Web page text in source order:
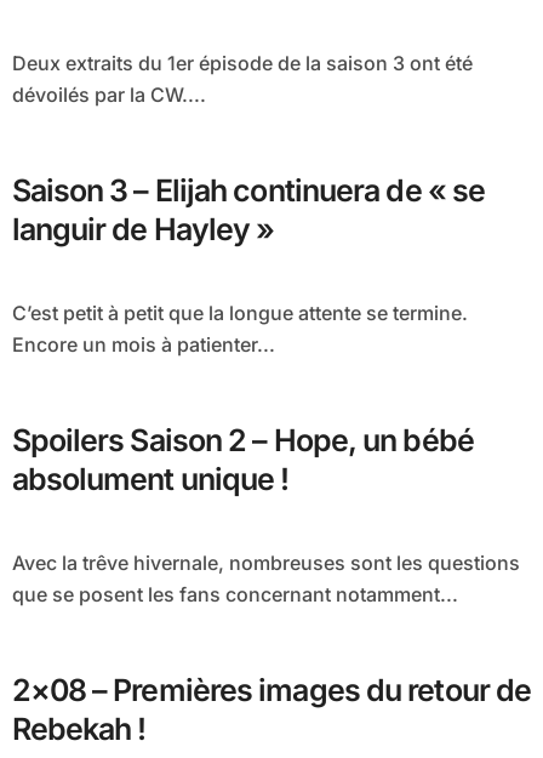
Deux extraits du 1er épisode de la saison 3 ont été
dévoilés par la CW....
Saison 3 – Elijah continuera de « se
languir de Hayley »
C’est petit à petit que la longue attente se termine.
Encore un mois à patienter...
Spoilers Saison 2 – Hope, un bébé
absolument unique !
Avec la trêve hivernale, nombreuses sont les questions
que se posent les fans concernant notamment...
2×08 – Premières images du retour de
Rebekah !